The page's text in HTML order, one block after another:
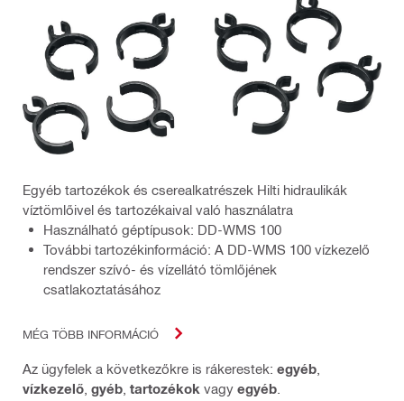
Egyéb tartozékok és cserealkatrészek Hilti hidraulikák
víztömlőivel és tartozékaival való használatra
Használható géptípusok: DD-WMS 100
További tartozékinformáció: A DD-WMS 100 vízkezelő
rendszer szívó- és vízellátó tömlőjének
csatlakoztatásához
MÉG TÖBB INFORMÁCIÓ
Az ügyfelek a következőkre is rákerestek: egyéb
vízkezelő gyéb tartozékok vagy egyéb